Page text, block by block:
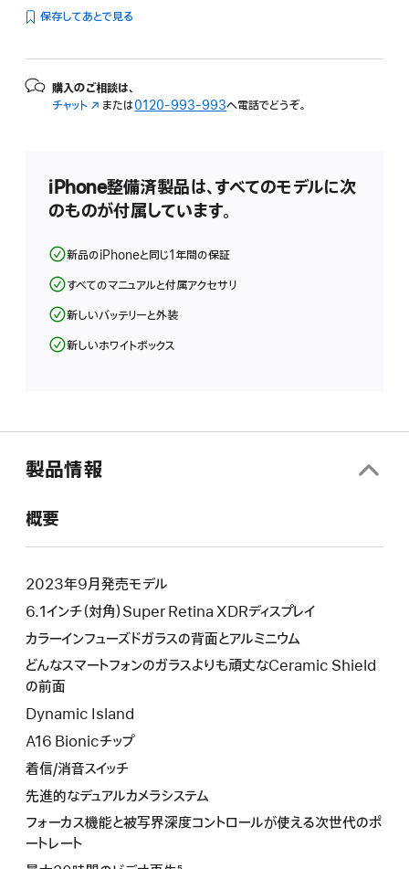
保存してあとで見る
購入のご相談は、
チャット （新
ド
ウ
き
ま
または0120-993-993へ電話でどうぞ。
iPhone整備済製品は、すべてのモデルに次
のものが付属しています。
新品のiPhoneと同じ1年間の保証
すべてのマニュアルと付属アクセサリ
新しいバッテリーと外装
新しいホワイトボックス
製品情報
概要
2023年9月発売モデル
6.1インチ（対角）Super Retina XDRディスプレイ
カラーインフューズドガラスの背面とアルミニウム
どんなスマートフォンのガラスよりも頑丈なCeramic Shield
の前面
Dynamic Island
A16 Bionicチップ
着信/消音スイッチ
先進的なデュアルカメラシステム
フォーカス機能と被写界深度コントロールが使える次世代のポ
ートレート